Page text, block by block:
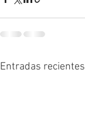
Entradas recientes